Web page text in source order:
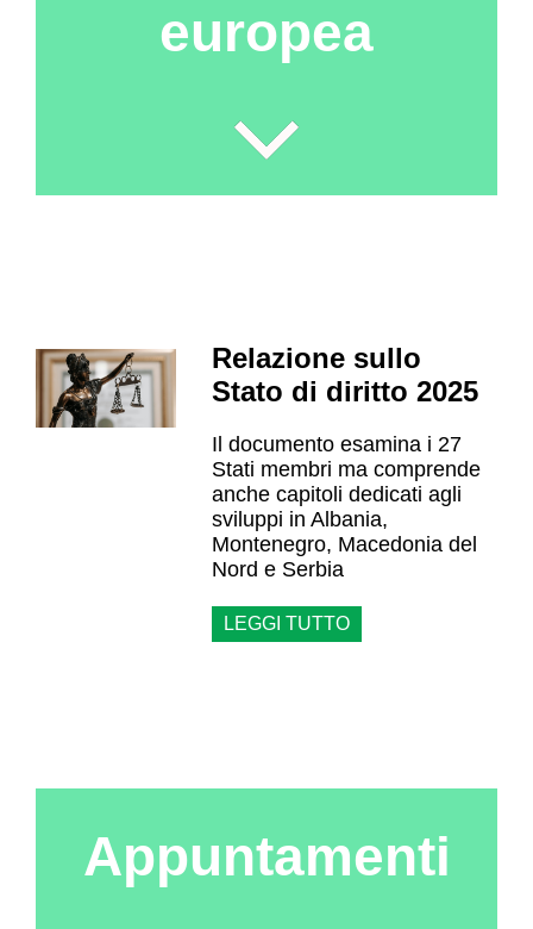
europea
Relazione sullo
Stato di diritto 2025
Il documento esamina i 27
Stati membri ma comprende
anche capitoli dedicati agli
sviluppi in Albania,
Montenegro, Macedonia del
Nord e Serbia
LEGGI TUTTO
Appuntamenti